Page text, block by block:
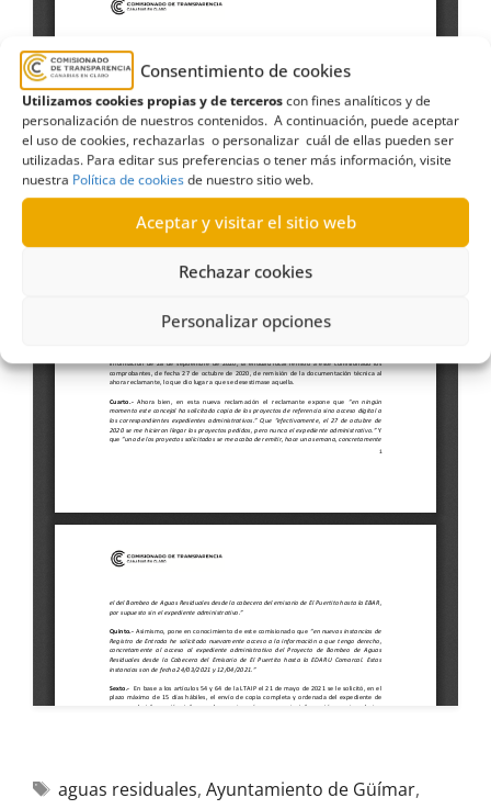
Consentimiento de cookies
Utilizamos cookies propias y de terceroscon fines analíticos y de
personalización de nuestros contenidos. A continuación, puede aceptar
el uso de cookies, rechazarlas o personalizar cuál de ellas pueden ser
utilizadas. Para editar sus preferencias o tener más información, visite
nuestra Política de cookiesde nuestro sitio web.
Aceptar y visitar el sitio web
Rechazar cookies
Personalizar opciones
aguas residuales, Ayuntamiento de Güímar,